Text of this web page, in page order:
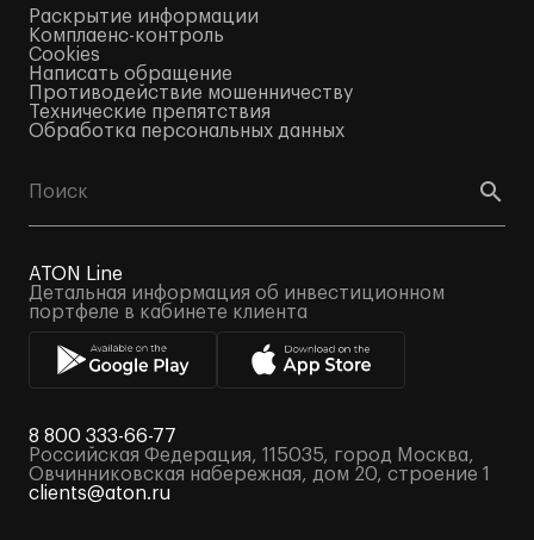
Раскрытие информации
Комплаенс-контроль
Cookies
Написать обращение
Противодействие мошенничеству
Технические препятствия
Обработка персональных данных
ATON Line
Детальная информация об инвестиционном
портфеле в кабинете клиента
8 800 333-66-77
Российская Федерация, 115035, город Москва,
Овчинниковская набережная, дом 20, строение 1
clients@aton.ru